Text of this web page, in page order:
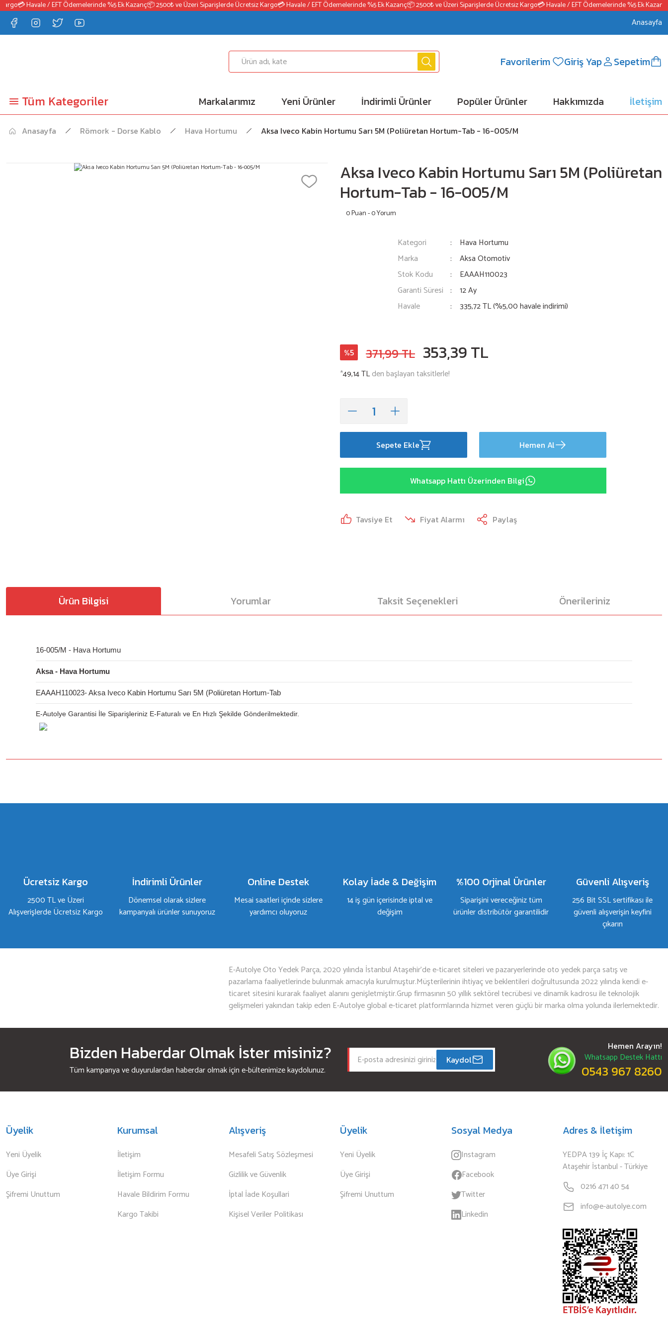
💳 Havale / EFT Ödemelerinde %5 Ek Kazanç📦 2500₺ ve Üzeri Siparişlerde Ücretsiz Kargo💳 Havale / EFT Ödemelerinde %5 Ek Kazanç📦 2500₺ ve Üzeri Siparişlerde Ücretsiz Kargo💳 Havale / EFT Ödemelerinde %5 Ek Kazanç
Anasayfa
Favorilerim Giriş Yap Sepetim
Tüm Kategoriler Markalarımız Yeni Ürünler İndirimli Ürünler Popüler Ürünler Hakkımızda İletişim
Anasayfa Römork - Dorse Kablo Hava Hortumu Aksa Iveco Kabin Hortumu Sarı 5M (Poliüretan Hortum-Tab - 16-005/M
Aksa Iveco Kabin Hortumu Sarı 5M (Poliüretan
Hortum-Tab - 16-005/M
0 Puan - 0 Yorum
Kategori
Hava Hortumu
Marka
Aksa Otomotiv
Stok Kodu
EAAAH110023
Garanti Süresi
12 Ay
Havale
335,72 TL (%5,00 havale indirimi)
%5 371,99 TL 353,39 TL
*49,14 TLden başlayan taksitlerle!
Sepete Ekle Hemen Al
Whatsapp Hattı Üzerinden Bilgi
Tavsiye Et Fiyat Alarmı Paylaş
Ürün Bilgisi Yorumlar Taksit Seçenekleri Önerileriniz
16-005/M - Hava Hortumu
Aksa - Hava Hortumu
EAAAH110023- Aksa Iveco Kabin Hortumu Sarı 5M (Poliüretan Hortum-Tab
E-Autolye Garantisi İle Siparişleriniz E-Faturalı ve En Hızlı Şekilde Gönderilmektedir.
Bu ürüne ilk yorumu siz yapın!
Bu ürüne benzer farklı alternatifler olmalı.
Ücretsiz Kargo
2500 TL ve Üzeri
Alışverişlerde Ücretsiz Kargo
İndirimli Ürünler
Dönemsel olarak sizlere
kampanyalı ürünler sunuyoruz
Online Destek
Mesai saatleri içinde sizlere
yardımcı oluyoruz
Kolay İade & Değişim
14 iş gün içerisinde iptal ve
değişim
%100 Orjinal Ürünler
Siparişini vereceğiniz tüm
ürünler distribütör garantilidir
Güvenli Alışveriş
256 Bit SSL sertifikası ile
güvenli alışverişin keyfini
çıkarın
E-Autolye Oto Yedek Parça, 2020 yılında İstanbul Ataşehir’de e-ticaret siteleri ve pazaryerlerinde oto yedek parça satış ve
pazarlama faaliyetlerinde bulunmak amacıyla kurulmuştur.Müşterilerinin ihtiyaç ve beklentileri doğrultusunda 2022 yılında kendi e-
ticaret sitesini kurarak faaliyet alanını genişletmiştir.Grup firmasının 50 yıllık sektörel tecrübesi ve dinamik kadrosu ile teknolojik
gelişmeleri yakından takip eden E-Autolye global e-ticaret platformlarında hizmet veren güçlü bir marka olma yolunda ilerlemektedir.
Bizden Haberdar Olmak İster misiniz?
Tüm kampanya ve duyurulardan haberdar olmak için e-bültenimize kaydolunuz.
Kaydol
Hemen Arayın!
Whatsapp Destek Hattı
0543 967 8260
Üyelik
Yeni Üyelik
Üye Girişi
Şifremi Unuttum
Kurumsal
İletişim
İletişim Formu
Havale Bildirim Formu
Kargo Takibi
Alışveriş
Mesafeli Satış Sözleşmesi
Gizlilik ve Güvenlik
İptal İade Koşullari
Kişisel Veriler Politikası
Üyelik
Yeni Üyelik
Üye Girişi
Şifremi Unuttum
Sosyal Medya
Instagram
Facebook
Twitter
Linkedin
Adres & İletişim
YEDPA 139 İç Kapı: 1C
Ataşehir İstanbul - Türkiye
0216 471 40 54
info@e-autolye.com